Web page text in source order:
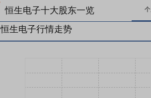
恒生电子十大股东一览
恒生电子行情走势